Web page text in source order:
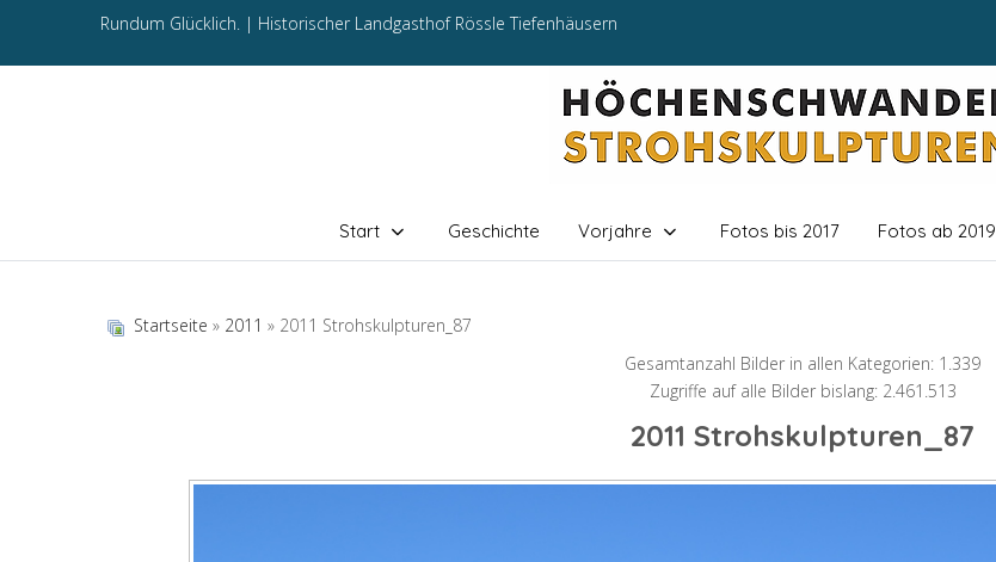
Rundum Glücklich. | Historischer Landgasthof Rössle Tiefenhäusern
Start Geschichte Vorjahre Fotos bis 2017 Fotos ab 2019
Startseite » 2011 » 2011 Strohskulpturen_87
Gesamtanzahl Bilder in allen Kategorien: 1.339
Zugriffe auf alle Bilder bislang: 2.461.513
2011 Strohskulpturen_87